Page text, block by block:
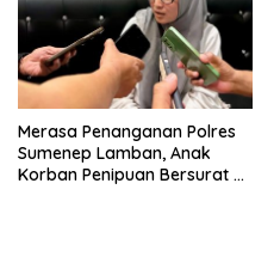
Merasa Penanganan Polres
Sumenep Lamban, Anak
Korban Penipuan Bersurat ke